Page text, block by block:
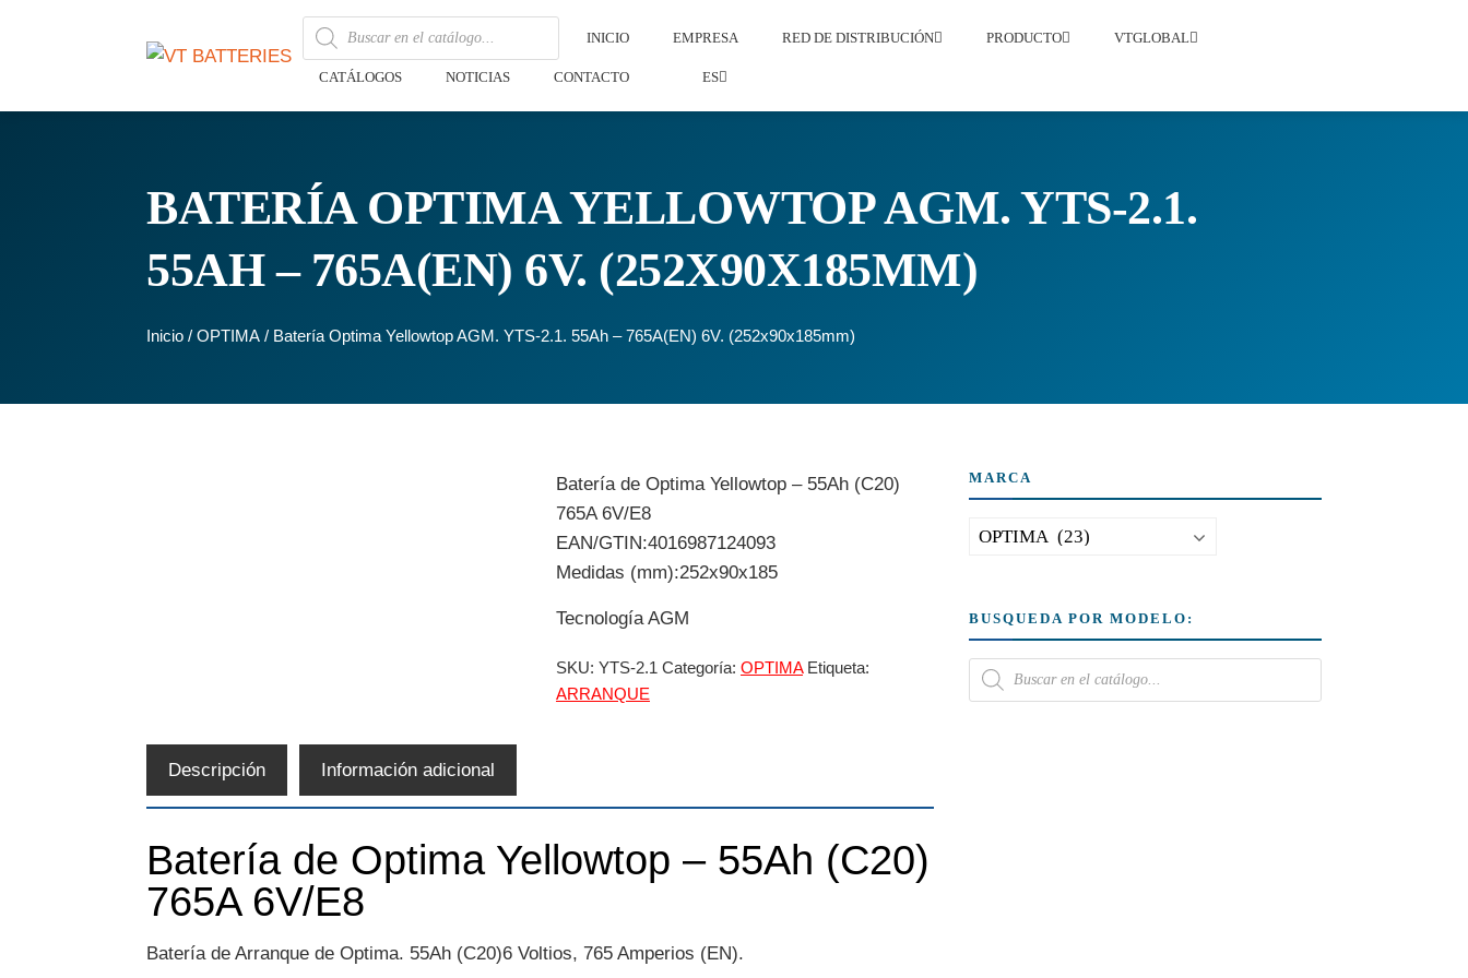
INICIO EMPRESA RED DE DISTRIBUCIÓN PRODUCTO VTGLOBAL
CATÁLOGOS NOTICIAS CONTACTO ES
BATERÍA OPTIMA YELLOWTOP AGM. YTS-2.1.
55AH – 765A(EN) 6V. (252X90X185MM)
Inicio /OPTIMA / Batería Optima Yellowtop AGM. YTS-2.1. 55Ah – 765A(EN) 6V. (252x90x185mm)
Batería de Optima Yellowtop – 55Ah (C20)
765A 6V/E8
EAN/GTIN:4016987124093
Medidas (mm):252x90x185
Tecnología AGM
SKU:YTS-2.1 Categoría:OPTIMA Etiqueta:
ARRANQUE
Descripción Información adicional
Batería de Optima Yellowtop – 55Ah (C20)
765A 6V/E8
Batería de Arranque de Optima. 55Ah (C20)6 Voltios, 765 Amperios (EN).
MARCA
BUSQUEDA POR MODELO: